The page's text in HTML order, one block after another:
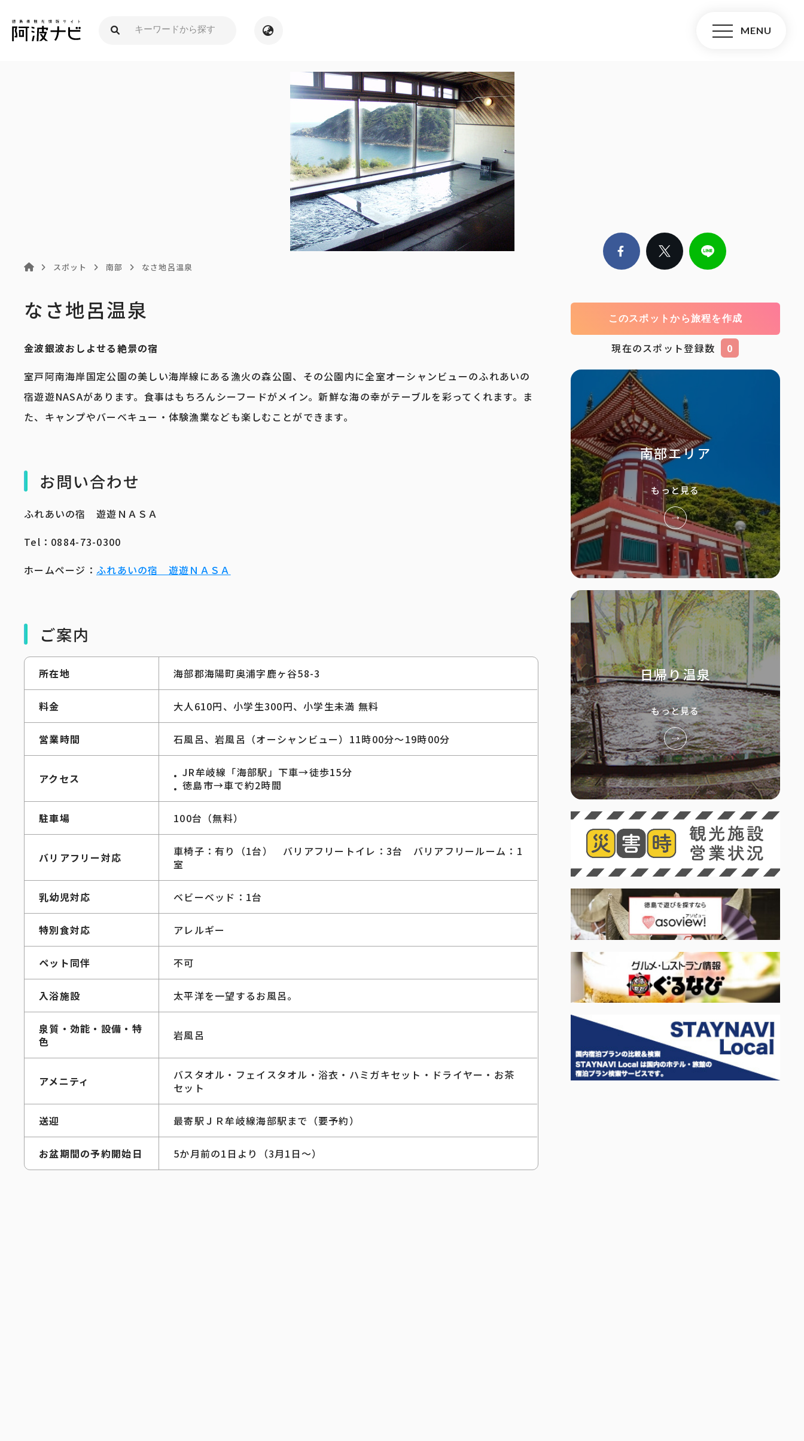
スポット 南部 なさ地呂温泉
なさ地呂温泉
金波銀波おしよせる絶景の宿
室戸阿南海岸国定公園の美しい海岸線にある漁火の森公園、その公園内に全室オーシャンビューのふれあいの
宿遊遊NASAがあります。食事はもちろんシーフードがメイン。新鮮な海の幸がテーブルを彩ってくれます。ま
た、キャンプやバーベキュー・体験漁業なども楽しむことができます。
お問い合わせ
ふれあいの宿 遊遊ＮＡＳＡ
Tel：0884-73-0300
ホームページ： ふれあいの宿 遊遊ＮＡＳＡ
ご案内
所在地 海部郡海陽町奥浦字鹿ヶ谷58-3
料金 大人610円、小学生300円、小学生未満 無料
営業時間 石風呂、岩風呂（オーシャンビュー）11時00分～19時00分
アクセス
JR牟岐線「海部駅」下車→徒歩15分
徳島市→車で約2時間
駐車場 100台（無料）
バリアフリー対応
車椅子：有り（1台） バリアフリートイレ：3台 バリアフリールーム：1
室
乳幼児対応 ベビーベッド：1台
特別食対応 アレルギー
ペット同伴 不可
入浴施設 太平洋を一望するお風呂。
泉質・効能・設備・特
色
岩風呂
アメニティ
バスタオル・フェイスタオル・浴衣・ハミガキセット・ドライヤー・お茶
セット
送迎 最寄駅ＪＲ牟岐線海部駅まで（要予約）
お盆期間の予約開始日 5か月前の1日より（3月1日～）
このスポットから旅程を作成
現在のスポット登録数 0
南部エリア
もっと見る
日帰り温泉
もっと見る